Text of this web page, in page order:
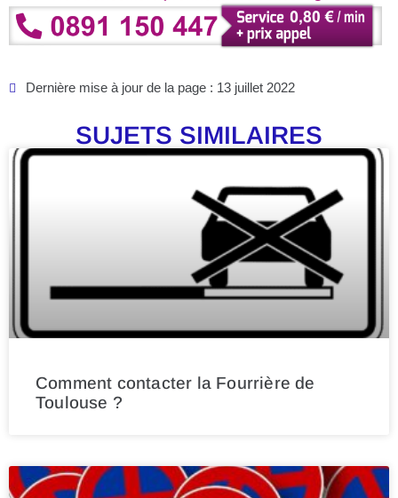
Dernière mise à jour de la page : 13 juillet 2022
SUJETS SIMILAIRES
Comment contacter la Fourrière de
Toulouse ?